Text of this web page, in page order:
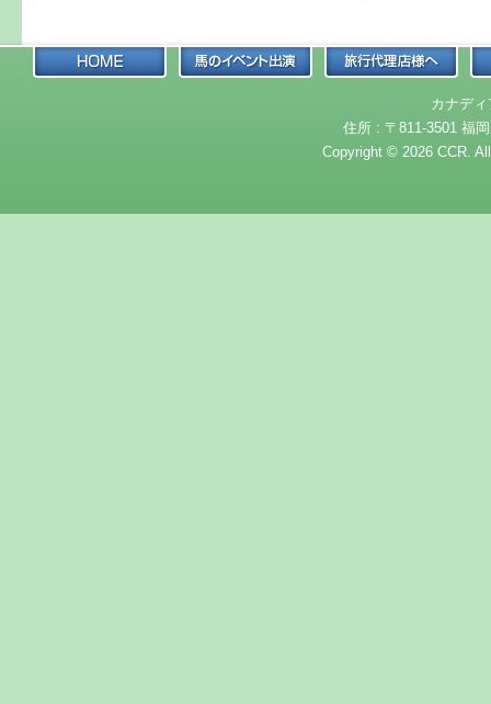
カナデ
住所 : 〒811-3501 福
Copyright © 2026 CCR.